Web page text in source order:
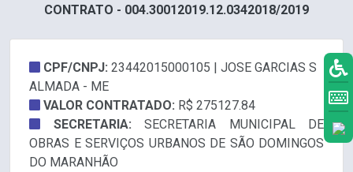
CONTRATO - 004.30012019.12.0342018/2019
CPF/CNPJ: 23442015000105 | JOSE GARCIAS S
ALMADA - ME
VALOR CONTRATADO: R$ 275127.84
SECRETARIA: SECRETARIA MUNICIPAL DE
OBRAS E SERVIÇOS URBANOS DE SÃO DOMINGOS
DO MARANHÃO